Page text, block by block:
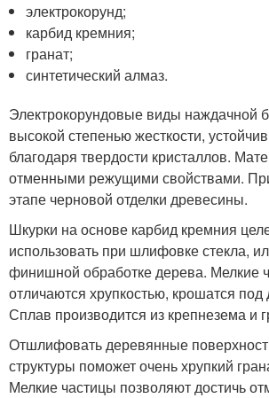
электрокорунд;
карбид кремния;
гранат;
синтетический алмаз.
Электрокорундовые виды наждачной
высокой степенью жесткости,
благодаря твердости кристаллов.
отменными режущими свойствами.
этапе черновой отделки древесины.
Шкурки на основе карбид кремния
использовать при шлифовке стекла,
финишной обработке дерева. Мелкие
отличаются хрупкостью, крошатся
Сплав производится из крепнезема и
Отшлифовать деревянные
структуры поможет очень хрупкий
Мелкие частицы позволяют достичь